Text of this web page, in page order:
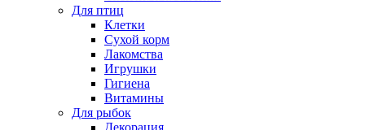
Для птиц
Клетки
Сухой корм
Лакомства
Игрушки
Гигиена
Витамины
Для рыбок
Декорация